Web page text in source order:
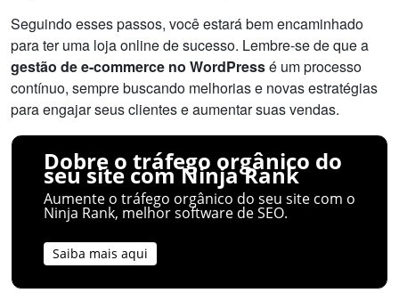
Seguindo esses passos, você estará bem encaminhado
para ter uma loja online de sucesso. Lembre-se de que a
gestão de e-commerce no WordPressé um processo
contínuo, sempre buscando melhorias e novas estratégias
para engajar seus clientes e aumentar suas vendas.
Dobre o tráfego orgânico do
seu site com Ninja Rank
Aumente o tráfego orgânico do seu site com o
Ninja Rank, melhor software de SEO.
Saiba mais aqui